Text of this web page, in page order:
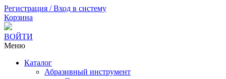
Регистрация / Вход в систему
Корзина
ВОЙТИ
Меню
Каталог
Абразивный инструмент